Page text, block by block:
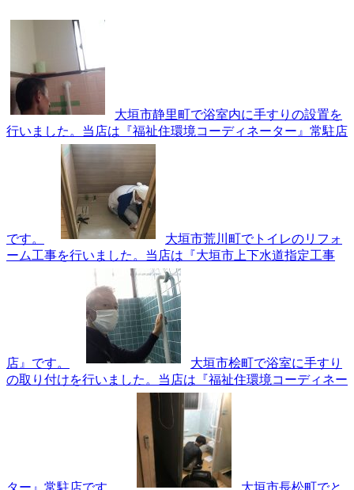
大垣市静里町で浴室内に手すりの設置を
行いました。当店は『福祉住環境コーディネーター』常駐店
です。
大垣市荒川町でトイレのリフォ
ーム工事を行いました。当店は『大垣市上下水道指定工事
店』です。
大垣市桧町で浴室に手すり
の取り付けを行いました。当店は『福祉住環境コーディネー